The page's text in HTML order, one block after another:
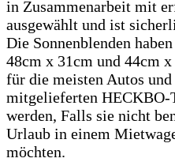
in Zusammenarbeit mit
ausgewählt und ist
Die Sonnenblenden
48cm x 31cm und 44cm
für die meisten Autos
mitgelieferten HECKBO-
werden, Falls sie nicht
Urlaub in einem
möchten.